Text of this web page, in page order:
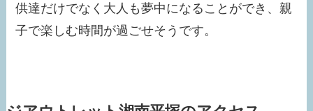
供達だけでなく大人も夢中になることができ、親
子で楽しむ時間が過ごせそうです。